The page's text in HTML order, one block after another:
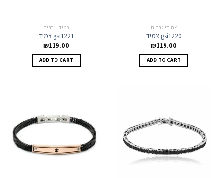
צמידי גברים
צמיד gsi1221
₪119.00
ADD TO CART
צמידי גברים
צמיד gsi1220
₪119.00
ADD TO CART